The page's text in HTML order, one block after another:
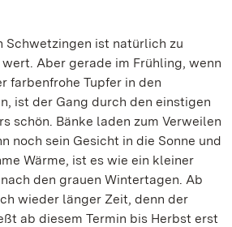
Schwetzingen ist natürlich zu
Aber gerade im Frühling, wenn
farbenfrohe Tupfer in den
ist der Gang durch den einstigen
schön. Bänke laden zum Verweilen
noch sein Gesicht in die Sonne und
Wärme, ist es wie ein kleiner
den grauen Wintertagen. Ab
wieder länger Zeit, denn der
ab diesem Termin bis Herbst erst